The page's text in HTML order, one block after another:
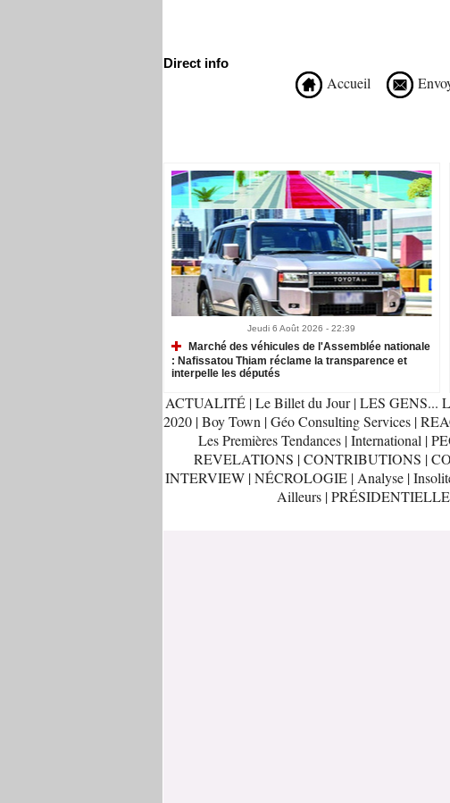
Direct info
Accueil
Jeudi 6 Août 2026 - 22:39
Marché des véhicules de l'Assemblée nationale
: Nafissatou Thiam réclame la transparence et
interpelle les députés
ACTUALITÉ |Le Billet du Jour |LES GENS...
2020 |Boy Town |Géo Consulting Services |
Les Premières Tendances |International |
REVELATIONS |CONTRIBUTIONS |
INTERVIEW |NÉCROLOGIE |Analyse |
Ailleurs |